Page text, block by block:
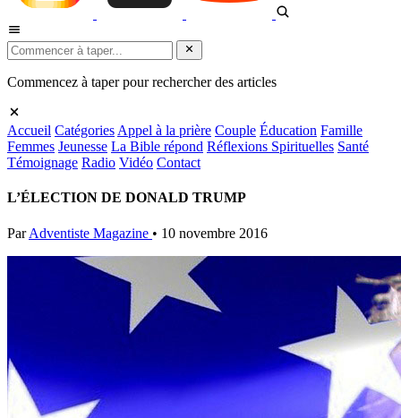
Commencez à taper pour rechercher des articles
Accueil Catégories Appel à la prière Couple Éducation Famille
Femmes Jeunesse La Bible répond Réflexions Spirituelles Santé
Témoignage Radio Vidéo Contact
L’ÉLECTION DE DONALD TRUMP
Par Adventiste Magazine • 10 novembre 2016